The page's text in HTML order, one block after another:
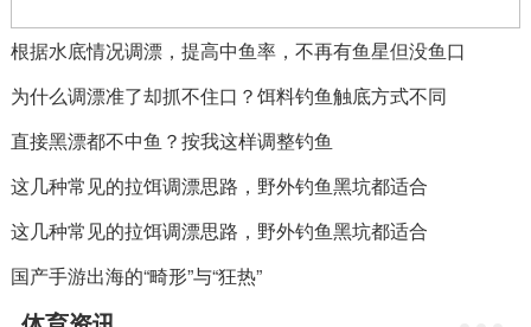
根据水底情况调漂，提高中鱼率，不再有鱼星但没鱼口
为什么调漂准了却抓不住口？饵料钓鱼触底方式不同
直接黑漂都不中鱼？按我这样调整钓鱼
这几种常见的拉饵调漂思路，野外钓鱼黑坑都适合
这几种常见的拉饵调漂思路，野外钓鱼黑坑都适合
国产手游出海的“畸形”与“狂热”